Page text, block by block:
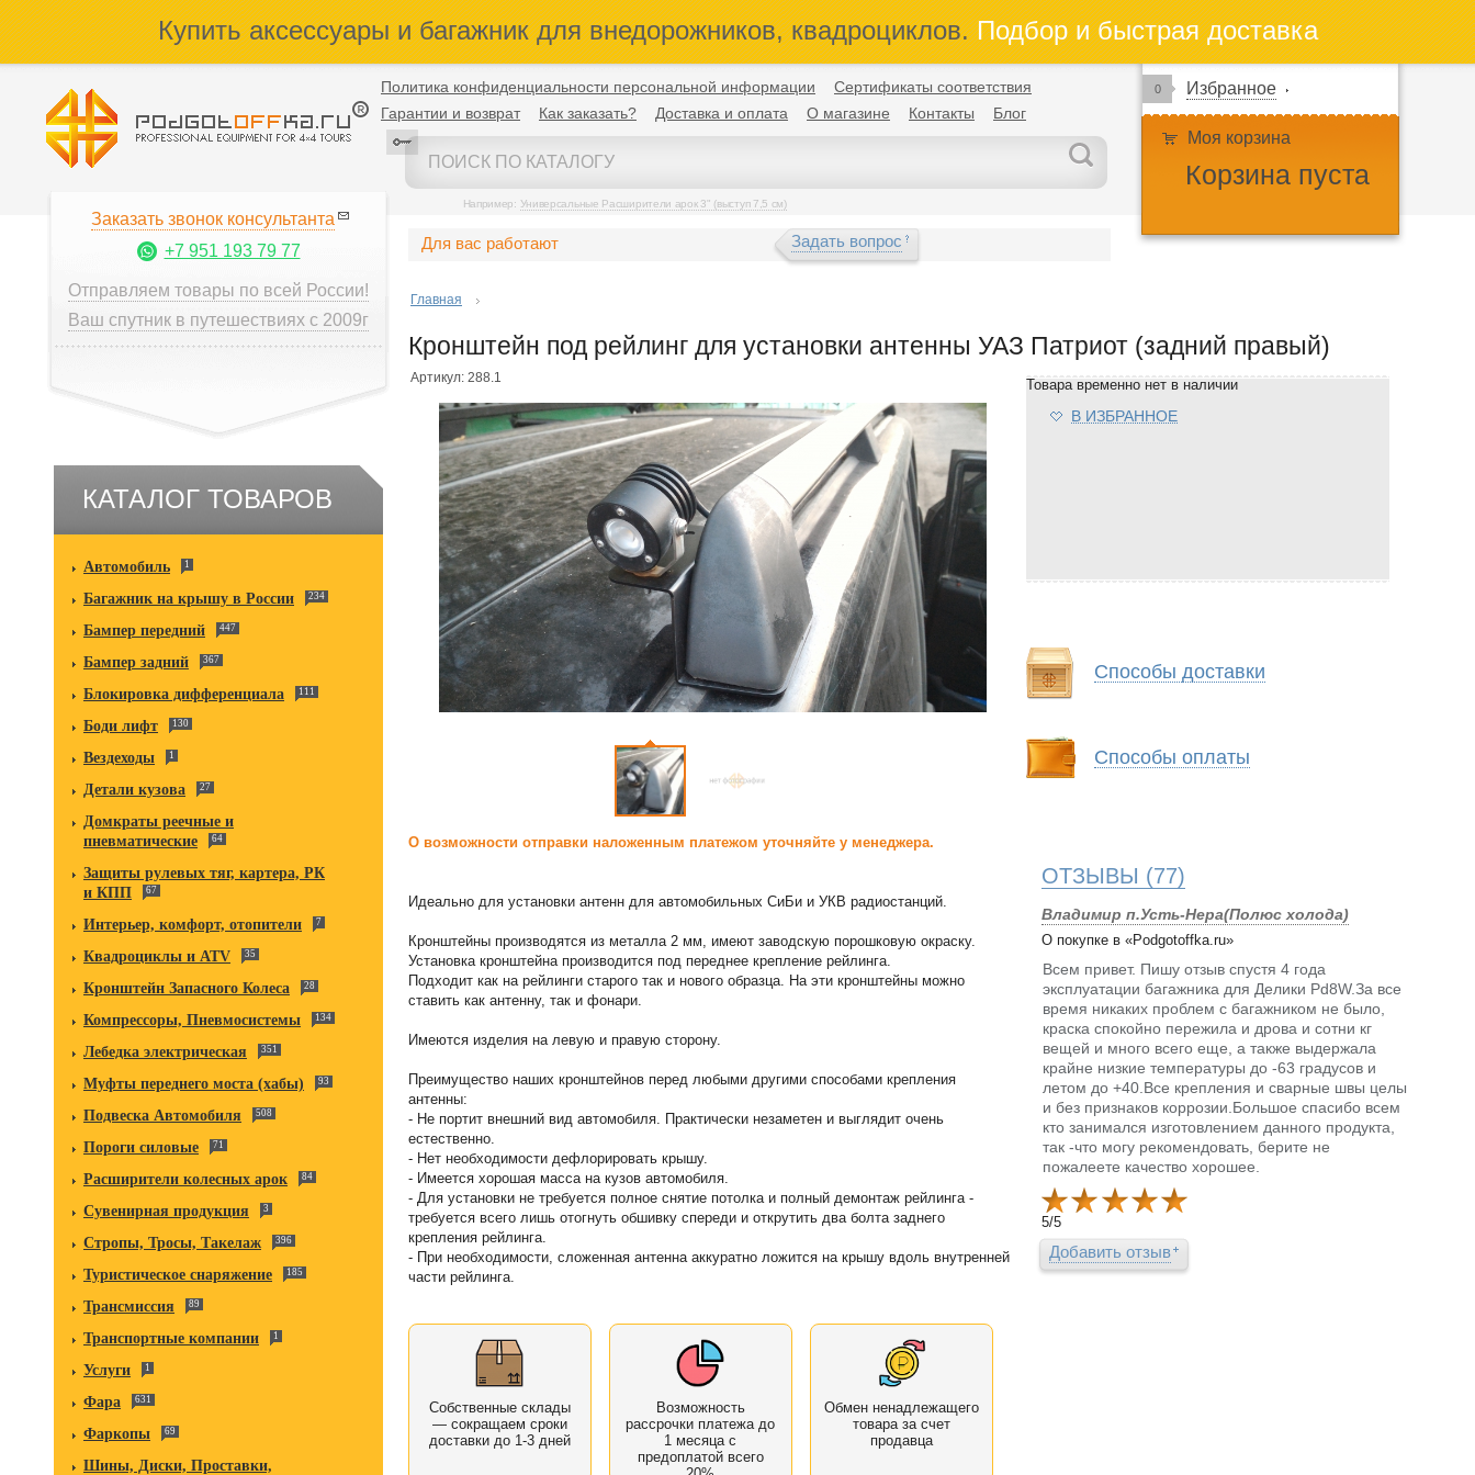
Купить аксессуары и багажник для внедорожников, квадроциклов.Подбор и быстрая доставка
Политика конфиденциальности персональной информации
Сертификаты соответствия
Гарантии и возврат
Как заказать? Доставка и оплата О магазине Контакты Блог
Например: Универсальные Расширители арок 3" (выступ 7,5 см)
0 Избранное
Моя корзина
Корзина пуста
Заказать звонок консультанта
+7 951 193 79 77
Отправляем товары по всей России!
Ваш спутник в путешествиях с 2009г
КАТАЛОГ ТОВАРОВ
Автомобиль 1
Багажник на крышу в России 234
Бампер передний 447
Бампер задний 367
Блокировка дифференциала 111
Боди лифт 130
Вездеходы 1
Детали кузова 27
Домкраты реечные и
пневматические
64
Защиты рулевых тяг, картера, РК
и КПП
67
Интерьер, комфорт, отопители 7
Квадроциклы и ATV 35
Кронштейн Запасного Колеса 28
Компрессоры, Пневмосистемы 134
Лебедка электрическая 351
Муфты переднего моста (хабы) 93
Подвеска Автомобиля 508
Пороги силовые 71
Расширители колесных арок 84
Сувенирная продукция 3
Стропы, Тросы, Такелаж 396
Туристическое снаряжение 185
Трансмиссия 89
Транспортные компании 1
Услуги 1
Фара 631
Фаркопы 69
Шины, Диски, Проставки,
Для вас работают Задать вопрос
Главная
Кронштейн под рейлинг для установки антенны УАЗ Патриот (задний правый)
Артикул: 288.1
О возможности отправки наложенным платежом уточняйте у менеджера.
Идеально для установки антенн для автомобильных СиБи и УКВ радиостанций.
Кронштейны производятся из металла 2 мм, имеют заводскую порошковую окраску.
Установка кронштейна производится под переднее крепление рейлинга.
Подходит как на рейлинги старого так и нового образца. На эти кронштейны можно
ставить как антенну, так и фонари.
Имеются изделия на левую и правую сторону.
Преимущество наших кронштейнов перед любыми другими способами крепления
антенны:
- Не портит внешний вид автомобиля. Практически незаметен и выглядит очень
естественно.
- Нет необходимости дефлорировать крышу.
- Имеется хорошая масса на кузов автомобиля.
- Для установки не требуется полное снятие потолка и полный демонтаж рейлинга -
требуется всего лишь отогнуть обшивку спереди и открутить два болта заднего
крепления рейлинга.
- При необходимости, сложенная антенна аккуратно ложится на крышу вдоль внутренней
части рейлинга.
Собственные склады
— сокращаем сроки
доставки до 1-3 дней
Возможность
рассрочки платежа до
1 месяца с
предоплатой всего
Обмен ненадлежащего
товара за счет
продавца
Товара временно нет в наличии
В ИЗБРАННОЕ
Способы доставки
Способы оплаты
ОТЗЫВЫ (77)
Владимир п.Усть-Нера(Полюс холода)
О покупке в «Podgotoffka.ru»
Всем привет. Пишу отзыв спустя 4 года
эксплуатации багажника для Делики Pd8W.За все
время никаких проблем с багажником не было,
краска спокойно пережила и дрова и сотни кг
вещей и много всего еще, а также выдержала
крайне низкие температуры до -63 градусов и
летом до +40.Все крепления и сварные швы целы
и без признаков коррозии.Большое спасибо всем
кто занимался изготовлением данного продукта,
так -что могу рекомендовать, берите не
пожалеете качество хорошее.
5/5
Добавить отзыв